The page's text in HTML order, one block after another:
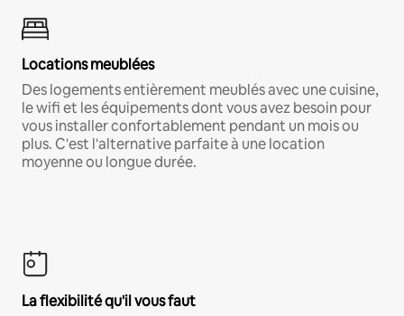
Locations meublées
Des logements entièrement meublés avec une cuisine,
le wifi et les équipements dont vous avez besoin pour
vous installer confortablement pendant un mois ou
plus. C'est l'alternative parfaite à une location
moyenne ou longue durée.
La flexibilité qu'il vous faut